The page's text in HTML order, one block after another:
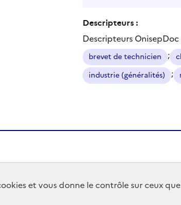
et vous donne le contrôle sur ceux
Descripteurs :
Descripteurs OnisepDoc
brevet de technicien ;
industrie (généralités) ;